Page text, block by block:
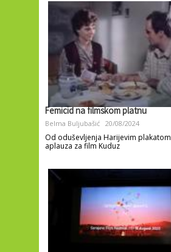
Femicid na filmskom platnu
Belma Buljubašić 20/08/2024
Od oduševljenja Harijevim
aplauza za film Kuduz